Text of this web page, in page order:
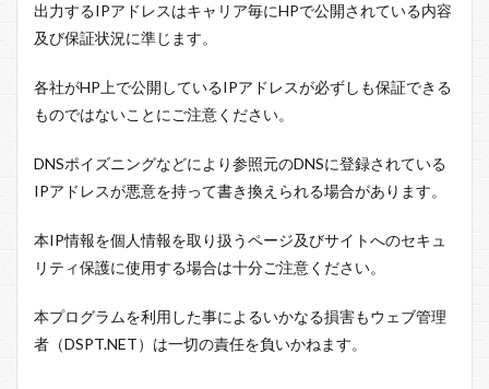
出力するIPアドレスはキャリア毎にHPで公開されている内容
及び保証状況に準じます。
各社がHP上で公開しているIPアドレスが必ずしも保証できる
ものではないことにご注意ください。
DNSポイズニングなどにより参照元のDNSに登録されている
IPアドレスが悪意を持って書き換えられる場合があります。
本IP情報を個人情報を取り扱うページ及びサイトへのセキュ
リティ保護に使用する場合は十分ご注意ください。
本プログラムを利用した事によるいかなる損害もウェブ管理
者（DSPT.NET）は一切の責任を負いかねます。